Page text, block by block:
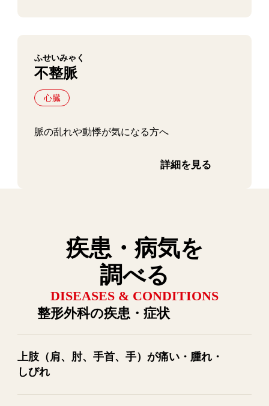
疾患・病気を
調べる
DISEASES & CONDITIONS
整形外科の疾患・症状
上肢​（肩、​肘、​手首、​手）が​痛い・腫れ・
しびれ
ふせいみゃく
不整脈
心臓
脈の乱れや動悸が気になる方へ
詳細を見る